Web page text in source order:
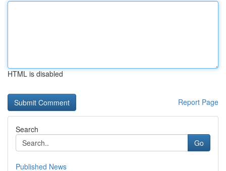
HTML is disabled
Report Page
Search
Go
Published News